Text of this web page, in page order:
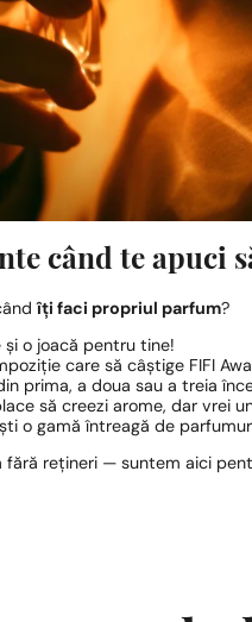
când te
îți faci propriul parfum?
și o joacă pentru tine!
care să câștige FIFI
prima, a doua sau a treia
să creezi arome, dar vrei
o gamă întreagă de
fără rețineri — suntem aici